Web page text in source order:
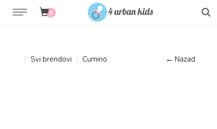
0
Svi brendovi Cumino ← Nazad